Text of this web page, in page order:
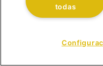
todas